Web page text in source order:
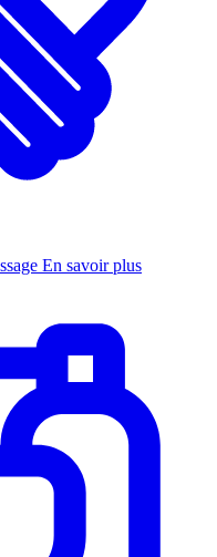
En savoir plus